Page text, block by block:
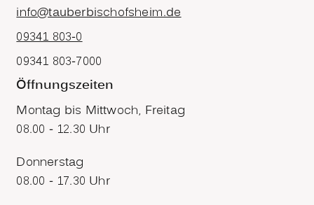
info@tauberbischofsheim.de
09341 803-0
09341 803-7000
Öffnungszeiten
Montag bis Mittwoch, Freitag
08.00 - 12.30 Uhr
Donnerstag
08.00 - 17.30 Uhr